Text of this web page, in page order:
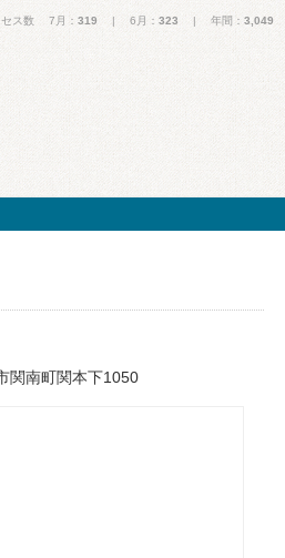
セス数 7月： 319 | 6月： 323 | 年間： 3,049
関南町関本下1050